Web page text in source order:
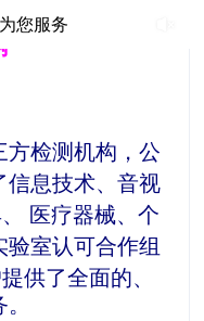
您服务
方检测机构，公
信息技术、音视
医疗器械、个
验室认可合作组
供了全面的、